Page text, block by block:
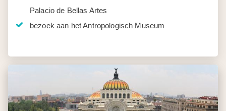
Palacio de Bellas Artes
bezoek aan het Antropologisch Museum